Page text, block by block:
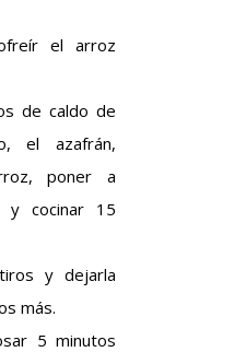
el arroz
de caldo de
el azafrán,
poner a
y cocinar 15
y dejarla
más.
5 minutos